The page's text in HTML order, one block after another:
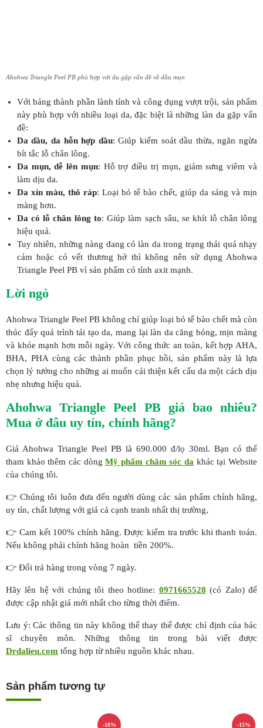
Ahohwa Triangle Peel PB phù hợp với da gặp vấn đề về dầu mụn
Với bảng thành phần lành tính và công dụng vượt trội, sản phẩm
này phù hợp với nhiều loại da, đặc biệt là những làn da gặp vấn
đề:
Da dầu, da hỗn hợp dầu: Giúp kiểm soát dầu thừa, ngăn ngừa
bít tắc lỗ chân lông.
Da mụn, dễ lên mụn: Hỗ trợ điều trị mụn, giảm sưng viêm và
làm dịu da.
Da xỉn màu, thô ráp: Loại bỏ tế bào chết, giúp da sáng và mịn
màng hơn.
Da có lỗ chân lông to: Giúp làm sạch sâu, se khít lỗ chân lông
hiệu quả.
Tuy nhiên, những nàng đang có làn da trong trạng thái quá nhạy
cảm hoặc có vết thương hở thì không nên sử dụng Ahohwa
Triangle Peel PB vì sản phẩm có tính axit mạnh.
Lời ngỏ
Ahohwa Triangle Peel PB không chỉ giúp loại bỏ tế bào chết mà còn
thúc đẩy quá trình tái tạo da, mang lại làn da căng bóng, mịn màng
và khỏe mạnh hơn mỗi ngày. Với công thức an toàn, kết hợp AHA,
BHA, PHA cùng các thành phần phục hồi, sản phẩm này là lựa
chọn lý tưởng cho những ai muốn cải thiện kết cấu da một cách dịu
nhẹ nhưng hiệu quả.
Ahohwa Triangle Peel PB giá bao nhiêu?
Mua ở đâu uy tín, chính hãng?
Giá Ahohwa Triangle Peel PB là 690.000 đ/lọ 30ml. Bạn có thể
tham khảo thêm các dòngMỹ phẩm chăm sóc da khác tại Website
của chúng tôi.
👉 Chúng tôi luôn đưa đến người dùng các sản phẩm chính hãng,
uy tín, chất lượng với giá cả cạnh tranh nhất thị trường,
👉 Cam kết 100% chính hãng. Được kiểm tra trước khi thanh toán.
Nếu không phải chính hãng hoàn tiền 200%.
👉 Đổi trả hàng trong vòng 7 ngày.
Hãy lên hệ với chúng tôi theo hotline: 0971665528 (có Zalo) để
được cập nhật giá mới nhất cho từng thời điểm.
Lưu ý: Các thông tin này không thể thay thế được chỉ định của bác
sĩ chuyên môn. Những thông tin trong bài viết được
Drdalieu.com tổng hợp từ nhiều nguồn khác nhau.
Sản phẩm tương tự
-18% -15%